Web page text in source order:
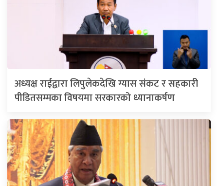
अध्यक्ष राईद्वारा लिपुलेकदेखि ग्यास संकट र सहकारी
पीडितसम्मका विषयमा सरकारको ध्यानाकर्षण